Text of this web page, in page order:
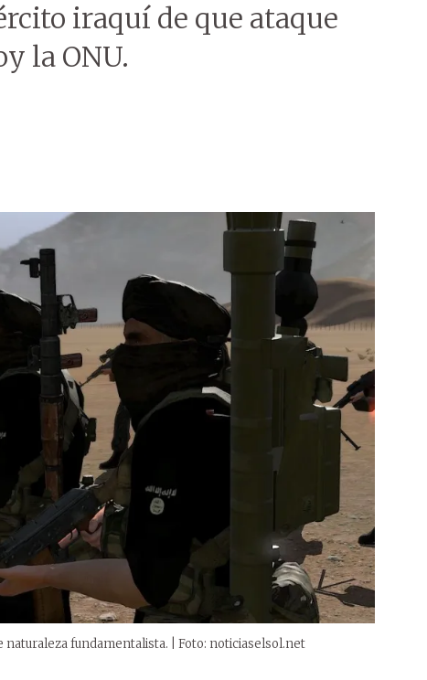
iraquí de que ataque
la ONU.
fundamentalista. | Foto: noticiaselsol.net